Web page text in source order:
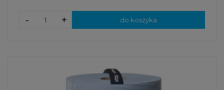
+
- do koszyka